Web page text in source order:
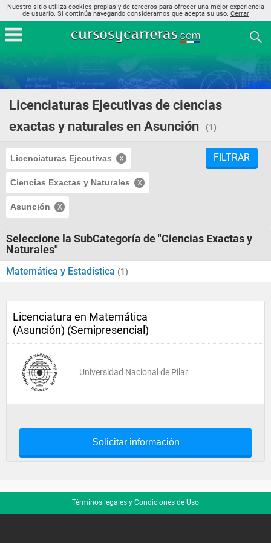
Nuestro sitio utiliza cookies propias y de terceros para ofrecer una mejor experiencia
de usuario. Si continúa navegando consideramos que acepta su uso. Cerrar
Licenciaturas Ejecutivas de ciencias
exactas y naturales en Asunción
(1)
Licenciaturas Ejecutivas
Ciencias Exactas y Naturales
Asunción
FILTRAR
Seleccione la SubCategoría de "Ciencias Exactas y
Naturales"
Matemática y Estadística (1)
Licenciatura en Matemática
(Asunción) (Semipresencial)
Universidad Nacional de Pilar
Solicitar información
Términos legales y Condiciones de Uso